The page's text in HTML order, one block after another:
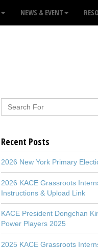
NEWS & EVENT
Recent Posts
2026 New York Primary
2026 KACE Grassroots
Instructions & Upload Link
KACE President Dongchan
Power Players 2025
2025 KACE Grassroots